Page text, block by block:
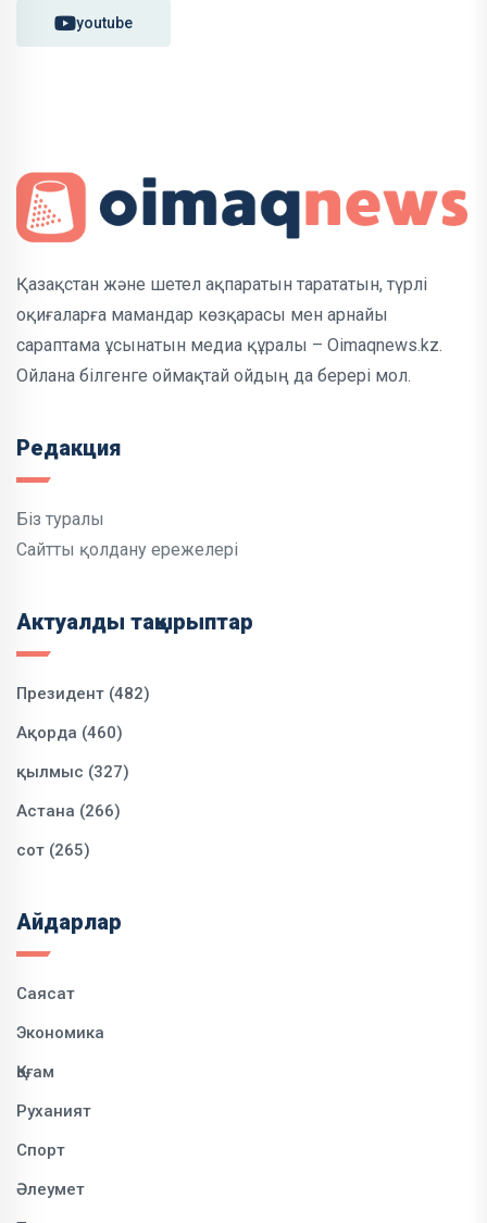
youtube
Қазақстан және шетел ақпаратын тарататын, түрлі
оқиғаларға мамандар көзқарасы мен арнайы
сараптама ұсынатын медиа құралы – Oimaqnews.kz.
Ойлана білгенге оймақтай ойдың да берері мол.
Редакция
Біз туралы
Сайтты қолдану ережелері
Актуалды тақырыптар
Президент (482)
Ақорда (460)
қылмыс (327)
Астана (266)
сот (265)
Айдарлар
Саясат
Экономика
Қоғам
Руханият
Спорт
Әлеумет